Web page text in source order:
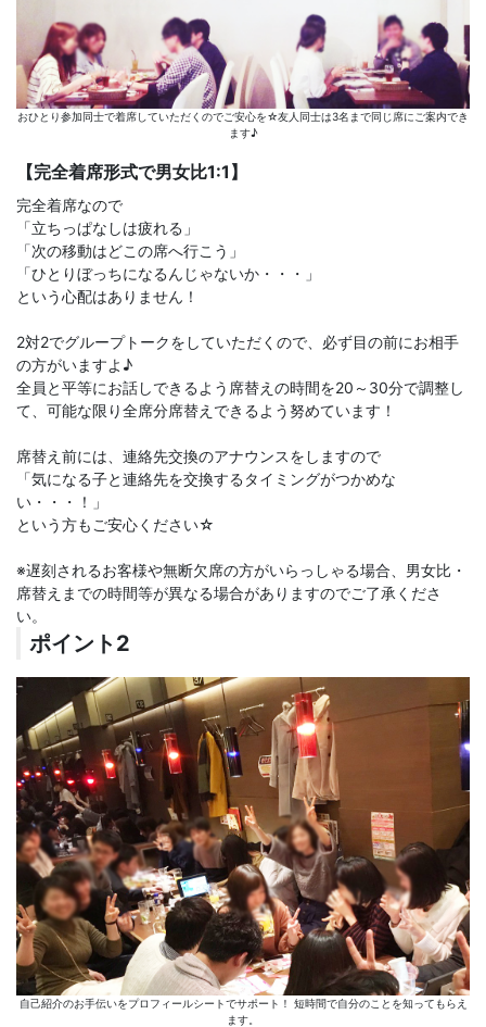
おひとり参加同士で着席していただくのでご安心を☆友人同士は3名まで同じ席にご案内でき
ます♪
【完全着席形式で男女比1:1】
完全着席なので
「立ちっぱなしは疲れる」
「次の移動はどこの席へ行こう」
「ひとりぼっちになるんじゃないか・・・」
という心配はありません！
2対2でグループトークをしていただくので、必ず目の前にお相手
の方がいますよ♪
全員と平等にお話しできるよう席替えの時間を20～30分で調整し
て、可能な限り全席分席替えできるよう努めています！
席替え前には、連絡先交換のアナウンスをしますので
「気になる子と連絡先を交換するタイミングがつかめな
い・・・！」
という方もご安心ください☆
※遅刻されるお客様や無断欠席の方がいらっしゃる場合、男女比・
席替えまでの時間等が異なる場合がありますのでご了承くださ
い。
ポイント2
自己紹介のお手伝いをプロフィールシートでサポート！ 短時間で自分のことを知ってもらえ
ます。